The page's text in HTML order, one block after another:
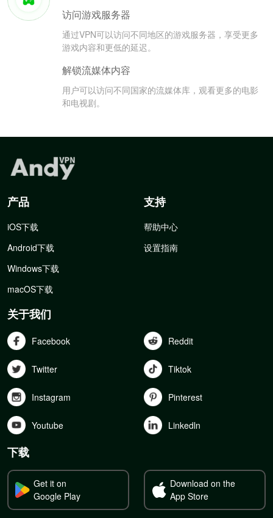
访问游戏服务器
通过VPN可以访问不同地区的游戏服务器，享受更多
游戏内容和更低的延迟。
解锁流媒体内容
用户可以访问不同国家的流媒体库，观看更多的电影
和电视剧。
产品
iOS下载
Android下载
Windows下载
macOS下载
支持
帮助中心
设置指南
关于我们
Facebook Reddit
Twitter Tiktok
Instagram Pinterest
Youtube Linkedln
下载
Get it on
Google Play
Download on the
App Store